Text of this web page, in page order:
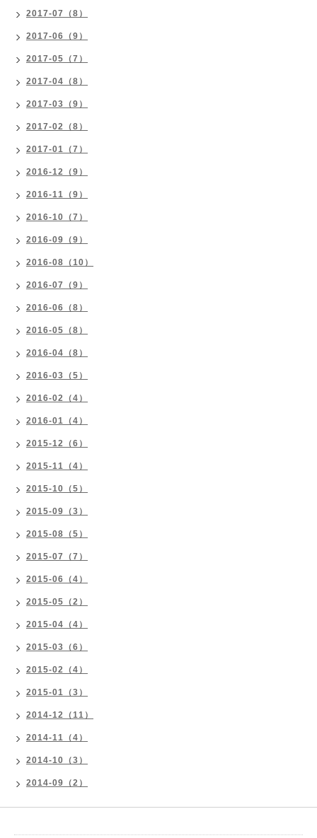
2017-07（8）
2017-06（9）
2017-05（7）
2017-04（8）
2017-03（9）
2017-02（8）
2017-01（7）
2016-12（9）
2016-11（9）
2016-10（7）
2016-09（9）
2016-08（10）
2016-07（9）
2016-06（8）
2016-05（8）
2016-04（8）
2016-03（5）
2016-02（4）
2016-01（4）
2015-12（6）
2015-11（4）
2015-10（5）
2015-09（3）
2015-08（5）
2015-07（7）
2015-06（4）
2015-05（2）
2015-04（4）
2015-03（6）
2015-02（4）
2015-01（3）
2014-12（11）
2014-11（4）
2014-10（3）
2014-09（2）